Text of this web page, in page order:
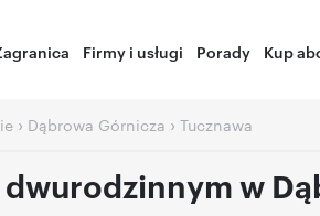
Firmy i usługi Porady Kup
› Dąbrowa Górnicza › Tucznawa
dwurodzinnym w